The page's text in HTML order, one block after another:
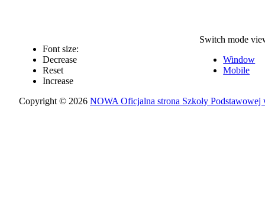
Font size:
Decrease
Reset
Increase
Switch mode
Window
Mobile
Copyright © 2026NOWA Oficjalna strona Szkoły